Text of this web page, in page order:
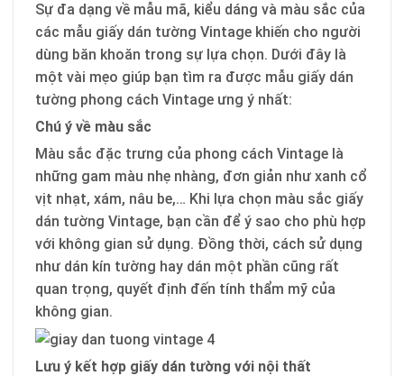
Sự đa dạng về mẫu mã, kiểu dáng và màu sắc của
các mẫu giấy dán tường Vintage khiến cho người
dùng băn khoăn trong sự lựa chọn. Dưới đây là
một vài mẹo giúp bạn tìm ra được mẫu giấy dán
tường phong cách Vintage ưng ý nhất:
Chú ý về màu sắc
Màu sắc đặc trưng của phong cách Vintage là
những gam màu nhẹ nhàng, đơn giản như xanh cổ
vịt nhạt, xám, nâu be,… Khi lựa chọn màu sắc giấy
dán tường Vintage, bạn cần để ý sao cho phù hợp
với không gian sử dụng. Đồng thời, cách sử dụng
như dán kín tường hay dán một phần cũng rất
quan trọng, quyết định đến tính thẩm mỹ của
không gian.
Lưu ý kết hợp giấy dán tường với nội thất